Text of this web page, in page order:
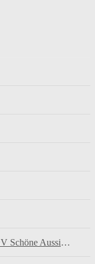
Herzlich Willkommen beim KGV Schöne Aussicht e.V.